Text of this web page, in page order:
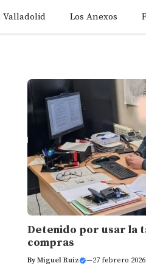
Valladolid Los Anexos
Detenido por usar la
compras
ByMiguel Ruiz —27 febrero 2026